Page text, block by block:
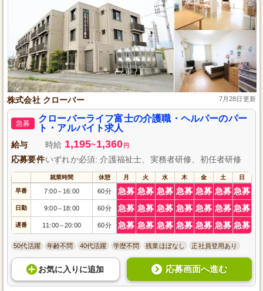
株式会社 クローバー 7月28日更新
急募
クローバーライフ富士の介護職・ヘルパーのパー
ト・アルバイト求人
給与 時給 1,195~1,360 円
応募要件いずれか必須: 介護福祉士、実務者研修、初任者研修
就業時間 休憩 月 火 水 木 金 土 日
早番 7:00～ 16:00 60分 急募 急募 急募 急募 急募 急募 急募
日勤 9:00～ 18:00 60分 急募 急募 急募 急募 急募 急募 急募
遅番 11:00～20:00 60分 急募 急募 急募 急募 急募 急募 急募
50代活躍 年齢不問 40代活躍 学歴不問 残業ほぼなし 正社員登用あり
お気に入り に追加 応募画面へ進む